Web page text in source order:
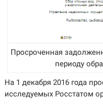
Просроченная
периоду
На 1 декабря 2016 года
исследуемых Росстатом